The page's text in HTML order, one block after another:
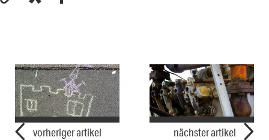
vorheriger artikel nächster artikel